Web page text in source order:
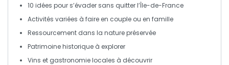
10 idées pour s’évader sans quitter l’Île-de-France
Activités variées à faire en couple ou en famille
Ressourcement dans la nature préservée
Patrimoine historique à explorer
Vins et gastronomielocales à découvrir